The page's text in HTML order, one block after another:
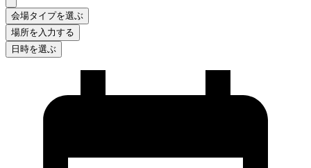
会場タイプを選ぶ
場所を入力する
日時を選ぶ